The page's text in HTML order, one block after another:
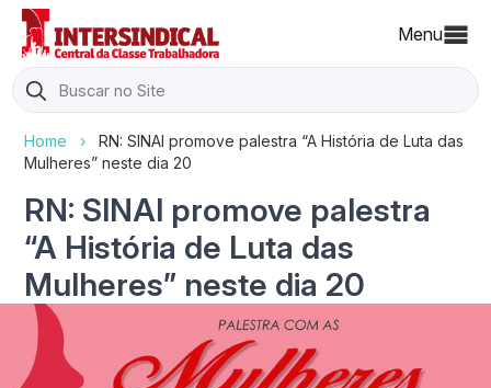
Menu
Search
for:
Home ›
RN: SINAI promove palestra “A História de Luta das
Mulheres” neste dia 20
RN: SINAI promove palestra
“A História de Luta das
Mulheres” neste dia 20